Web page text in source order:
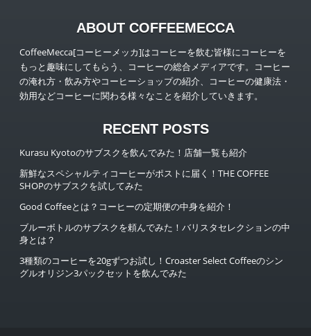
ABOUT COFFEEMECCA
CoffeeMecca[コーヒーメッカ]はコーヒーを飲む皆様にコーヒーを
もっと趣味にしてもらう、コーヒーの総合メディアです。コーヒー
の淹れ方・飲み方やコーヒーショップの紹介、コーヒーの健康法・
効用などコーヒーに関わる様々なことを紹介していきます。
RECENT POSTS
Kurasu Kyotoのサブスクを飲んでみた！店舗一覧も紹介
新鮮なスペシャルティコーヒーがポストに届く！THE COFFEE
SHOPのサブスクを試してみた
Good Coffeeとは？コーヒーの定期便の中身を紹介！
ブルーボトルのサブスクを頼んでみた！バリスタセレクションの中
身とは？
3種類のコーヒーを20gずつお試し！Croaster Select Coffeeのシン
グルオリジン3パックセットを飲んでみた